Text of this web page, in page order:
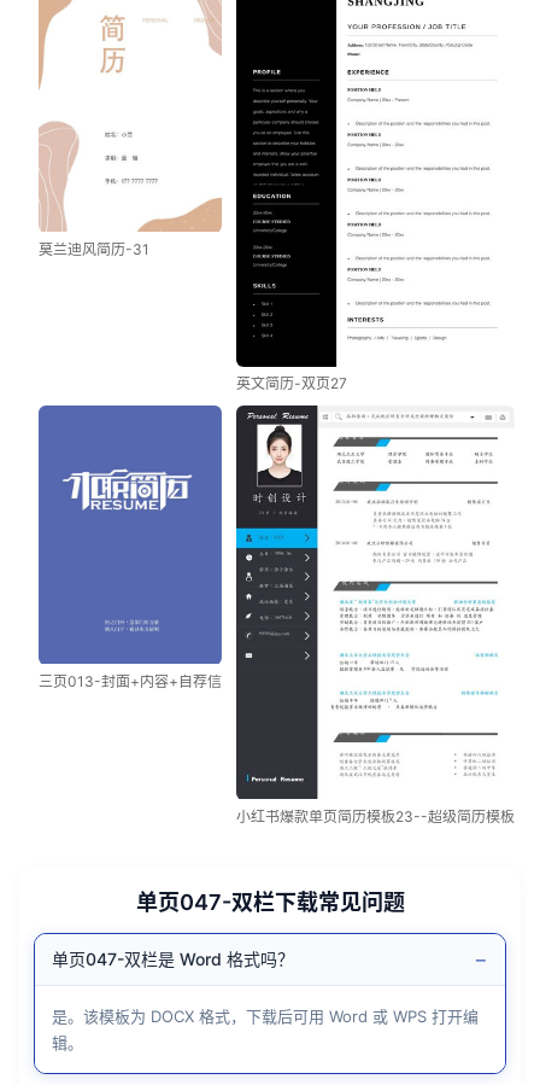
莫兰迪风简历-31
英文简历-双页27
三页013-封面+内容+自荐信
小红书爆款单页简历模板23--超级简历模板
单页047-双栏下载常见问题
单页047-双栏是 Word 格式吗？ −
是。该模板为 DOCX 格式，下载后可用 Word 或 WPS 打开编
辑。